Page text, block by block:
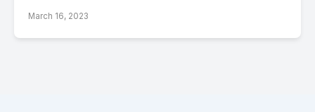
March 16, 2023